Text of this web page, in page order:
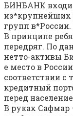
БИНБАНК
групп
В принципе
передряг. По
нетто-активы
е место в
соответствии с
кредитный
перед
В руках